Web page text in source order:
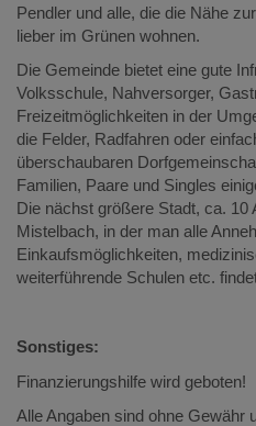
Pendler und alle, die die Nähe
lieber im Grünen wohnen.
Die Gemeinde bietet eine gute
Volksschule, Nahversorger,
Freizeitmöglichkeiten in der
die Felder, Radfahren oder
überschaubaren
Familien, Paare und Singles
Die nächst größere Stadt, ca. 10
Mistelbach, in der man alle
Einkaufsmöglichkeiten,
weiterführende Schulen etc.
Sonstiges:
Finanzierungshilfe wird geboten!
Alle Angaben sind ohne Gewähr